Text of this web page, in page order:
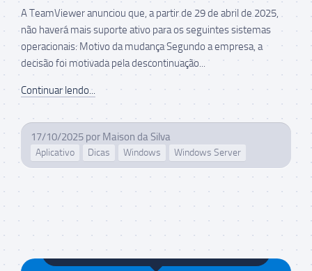
A TeamViewer anunciou que, a partir de 29 de abril de 2025,
não haverá mais suporte ativo para os seguintes sistemas
operacionais: Motivo da mudança Segundo a empresa, a
decisão foi motivada pela descontinuação...
Continuar lendo...
17/10/2025 por Maison da Silva
Aplicativo Dicas Windows Windows Server
Maison da Silva